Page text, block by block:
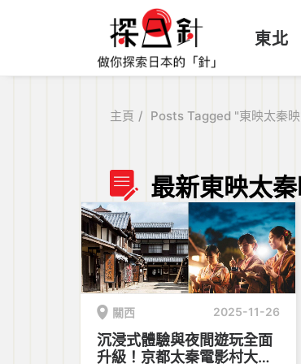
東北
主頁 Posts Tagged "東映太秦
最新東映太
關西 2025-11-26
沉浸式體驗與夜間遊玩全面
升級！京都太秦電影村大規